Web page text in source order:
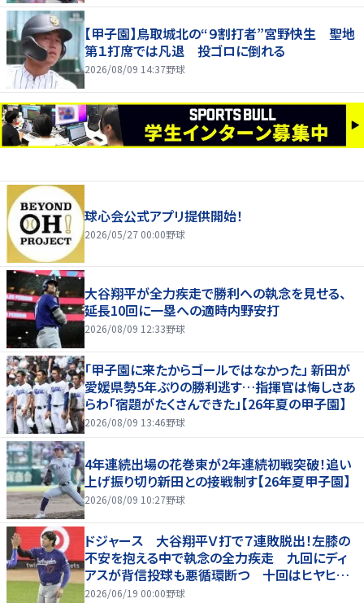
【甲子園】鳥取城北の“９割打者”宮野快生 聖地
第１打席では凡退 投ゴロに倒れる
2026/08/09 14:37野球
球心会公式アプリ提供開始！
2026/05/27 00:00野球
大谷翔平が全力疾走で勝利への執念を見せる、
延長10回に一塁への適時内野安打
2026/08/09 12:33野球
「甲子園に来たからゴールではなかった」 新田が
愛媛県勢5年ぶりの勝利逃す…指揮官は悔しさあ
らわ「宿題がたくさんできた」【26年夏の甲子園】
2026/08/09 13:46野球
4年連続出場の花巻東が2年連続初戦突破！追い
上げ振り切り新田との接戦制す【26年夏甲子園】
2026/08/09 10:27野球
ドジャース 大谷翔平Ｖ打で７連敗脱出！左膝の
不安を抱える中で執念の全力疾走 九回にディ
アスが背信投球も悪循環断つ 十回はヒヤヒヤ
もリード守る
2026/06/19 00:00野球